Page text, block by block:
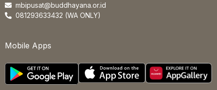
mbipusat@buddhayana.or.id
081293633432 (WA ONLY)
Mobile Apps